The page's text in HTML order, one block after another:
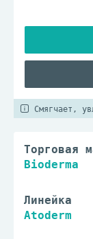
Смягчает,
Торговая
Bioderma
Линейка
Atoderm